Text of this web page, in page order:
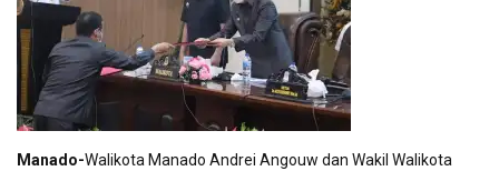
Manado-Walikota Manado Andrei Angouw dan Wakil Walikota